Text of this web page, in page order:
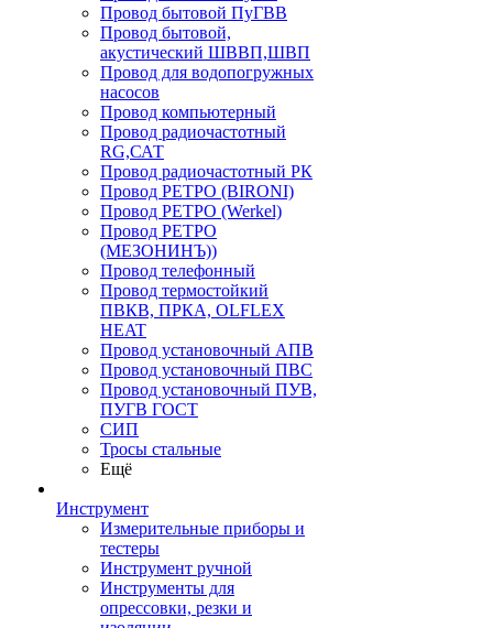
Провод бытовой ПуГВВ
Провод бытовой,
акустический ШВВП,ШВП
Провод для водопогружных
насосов
Провод компьютерный
Провод радиочастотный
RG,САТ
Провод радиочастотный РК
Провод РЕТРО (BIRONI)
Провод РЕТРО (Werkel)
Провод РЕТРО
(МЕЗОНИНЪ))
Провод телефонный
Провод термостойкий
ПВКВ, ПРКА, OLFLEX
HEAT
Провод установочный АПВ
Провод установочный ПВС
Провод установочный ПУВ,
ПУГВ ГОСТ
СИП
Тросы стальные
Ещё
Инструмент
Измерительные приборы и
тестеры
Инструмент ручной
Инструменты для
опрессовки, резки и